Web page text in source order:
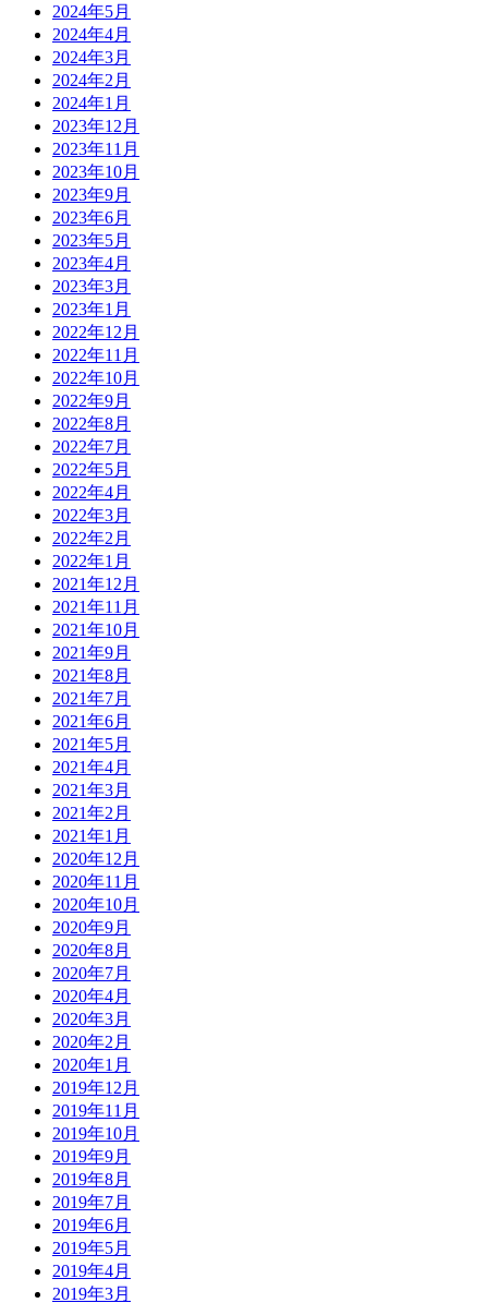
2024年5月
2024年4月
2024年3月
2024年2月
2024年1月
2023年12月
2023年11月
2023年10月
2023年9月
2023年6月
2023年5月
2023年4月
2023年3月
2023年1月
2022年12月
2022年11月
2022年10月
2022年9月
2022年8月
2022年7月
2022年5月
2022年4月
2022年3月
2022年2月
2022年1月
2021年12月
2021年11月
2021年10月
2021年9月
2021年8月
2021年7月
2021年6月
2021年5月
2021年4月
2021年3月
2021年2月
2021年1月
2020年12月
2020年11月
2020年10月
2020年9月
2020年8月
2020年7月
2020年4月
2020年3月
2020年2月
2020年1月
2019年12月
2019年11月
2019年10月
2019年9月
2019年8月
2019年7月
2019年6月
2019年5月
2019年4月
2019年3月